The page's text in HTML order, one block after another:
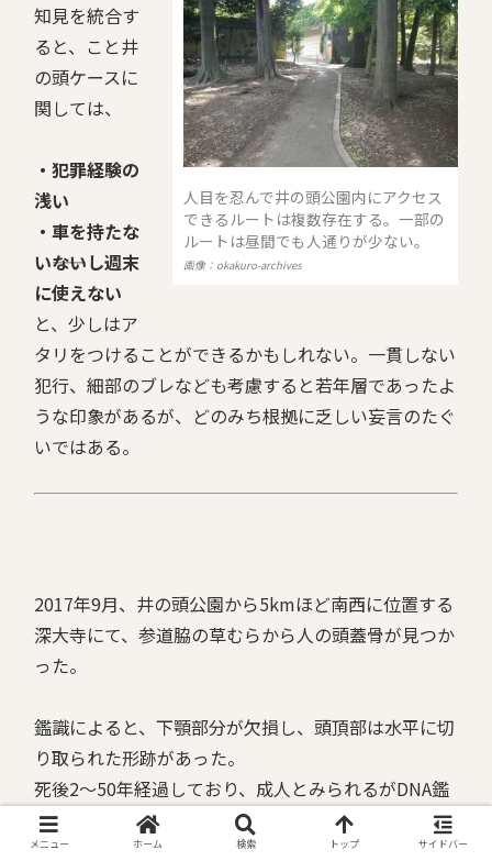
人目を忍んで井の頭公園内にアクセス
できるルートは複数存在する。一部の
ルートは昼間でも人通りが少ない。
画像：okakuro-archives
知見を統合す
ると、こと井
の頭ケースに
関しては、
・犯罪経験の
浅い
・車を持たな
い――ないし週末
に使えない
と、少しはア
タリをつけることができるかもしれない。一貫しない
犯行、細部のブレなども考慮すると若年層であったよ
うな印象があるが、どのみち根拠に乏しい妄言のたぐ
いではある。
2017年9月、井の頭公園から5kmほど南西に位置する
深大寺にて、参道脇の草むらから人の頭蓋骨が見つか
った。
鑑識によると、下顎部分が欠損し、頭頂部は水平に切
り取られた形跡があった。
死後2～50年経過しており、成人とみられるがDNA鑑
定でも故人を特定できるような有益な結果は得られな
かった。
メニュー ホーム 検索 トップ サイドバー